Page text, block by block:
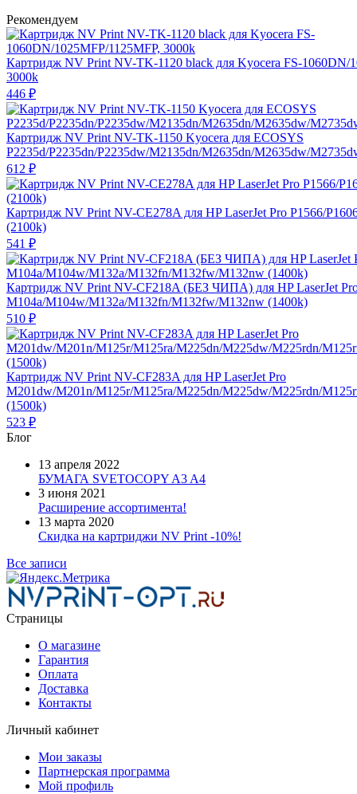
Рекомендуем
Картридж NV Print NV-TK-1120 black для Kyocera FS-1060DN/
3000k
446 ₽
Картридж NV Print NV-TK-1150 Kyocera для ECOSYS
P2235d/P2235dn/P2235dw/M2135dn/M2635dn/M2635dw/
612 ₽
Картридж NV Print NV-CE278A для HP LaserJet Pro P1566/
(2100k)
541 ₽
Картридж NV Print NV-CF218A (БЕЗ ЧИПА) для HP LaserJet
M104a/M104w/M132a/M132fn/M132fw/M132nw (1400k)
510 ₽
Картридж NV Print NV-CF283A для HP LaserJet Pro
M201dw/M201n/M125r/M125ra/M225dn/M225dw/M225rdn/
(1500k)
523 ₽
Блог
13 апреля 2022
БУМАГА SVETOCOPY A3 A4
3 июня 2021
Расширение ассортимента!
13 марта 2020
Скидка на картриджи NV Print -10%!
Все записи
Страницы
О магазине
Гарантия
Оплата
Доставка
Контакты
Личный кабинет
Мои заказы
Партнерская программа
Мой профиль